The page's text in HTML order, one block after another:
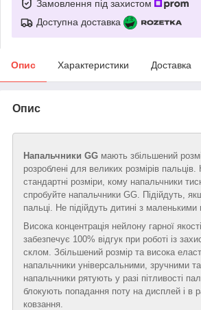
Замовлення під захистом
Доступна доставка
Опис Характеристики Доставка
Опис
Напальчники GG мають збільшений
розроблені для великих розмірів
стандартні розміри, кому напальчники
спробуйте напальчники GG. Підійдуть,
пальці. Не підійдуть дитині з маленькими
Висока концентрація нейлону гарної
забезпечує 100% відгук при роботі із
склом. Збільшений розмір та висока
напальчники універсальними, зручними
напальчники рятують у разі пітливості
блокують попадання поту на дисплей і в
ковзання.